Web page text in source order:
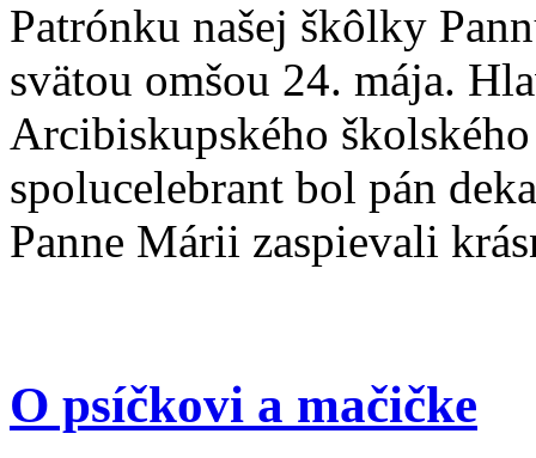
Patrónku našej škôlky
svätou omšou 24. mája.
Arcibiskupského
spolucelebrant bol pán
Panne Márii zaspievali
O psíčkovi a mačičke